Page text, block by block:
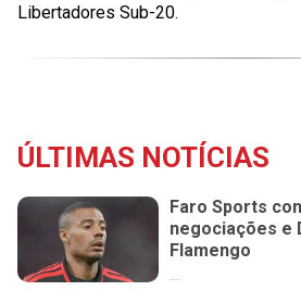
Libertadores Sub-20.
ÚLTIMAS NOTÍCIAS
Faro Sports
negociações e
Flamengo
...